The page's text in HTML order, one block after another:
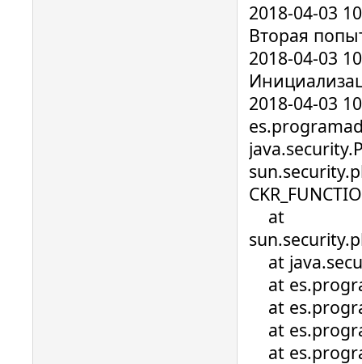
2018-04-03
Вторая
2018-04-03
2018-04-03
at
at
at
at
at
at